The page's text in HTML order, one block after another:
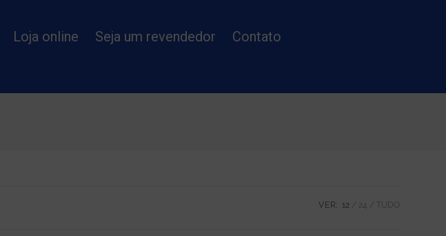
Loja online Seja um revendedor Contato
VER: 12 24 TUDO